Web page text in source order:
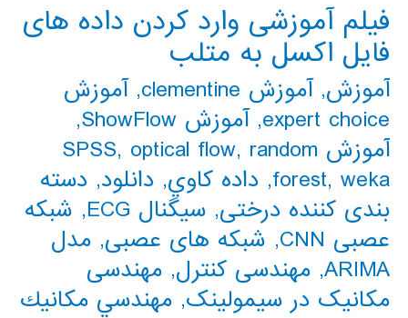
فیلم آموزشی وارد کردن داده های
فایل اکسل به متلب
آموزش,آموزش clementine ,آموزش
expert choice
,آموزش ShowFlow
,
آموزش SPSS
, optical flow, random
forest, weka
, داده كاوي, دانلود, دسته
بندی کننده درختی, سیگنال ECG , شبکه
عصبی CNN
, شبکه های عصبی, مدل
ARIMA
, مهندسی کنترل, مهندسی
مکانیک در سیمولینک, مهندسي مكانيك